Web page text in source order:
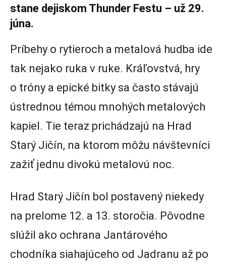
stane dejiskom Thunder Festu – už 29.
júna.
Príbehy o rytieroch a metalová hudba ide
tak nejako ruka v ruke. Kráľovstvá, hry
o tróny a epické bitky sa často stávajú
ústrednou témou mnohých metalových
kapiel. Tie teraz prichádzajú na Hrad
Starý Jičín, na ktorom môžu návštevníci
zažiť jednu divokú metalovú noc.
Hrad Starý Jičín bol postavený niekedy
na prelome 12. a 13. storočia. Pôvodne
slúžil ako ochrana Jantárového
chodníka siahajúceho od Jadranu až po